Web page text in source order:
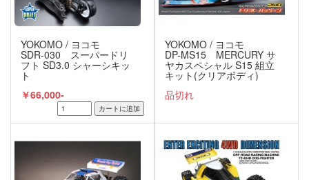
YOKOMO / ヨコモ
SDR-030 スーパードリ
フト SD3.0 シャーシキッ
ト
￥66,000-
YOKOMO / ヨコモ
DP-MS15 MERCURY サ
ヤカスペシャル S15 組立
キット(クリアボディ)
品切れ